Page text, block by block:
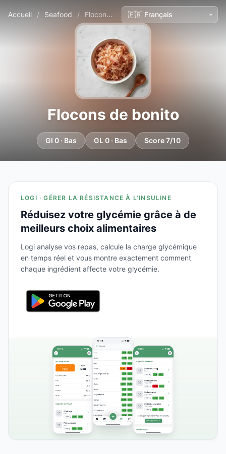
Accueil / Seafood / Flocons de bonito
Flocons de bonito
GI 0 · Bas GL 0 · Bas Score 7/10
LOGI · GÉRER LA RÉSISTANCE À L'INSULINE
Réduisez votre glycémie grâce à de
meilleurs choix alimentaires
Logi analyse vos repas, calcule la charge glycémique
en temps réel et vous montre exactement comment
chaque ingrédient affecte votre glycémie.